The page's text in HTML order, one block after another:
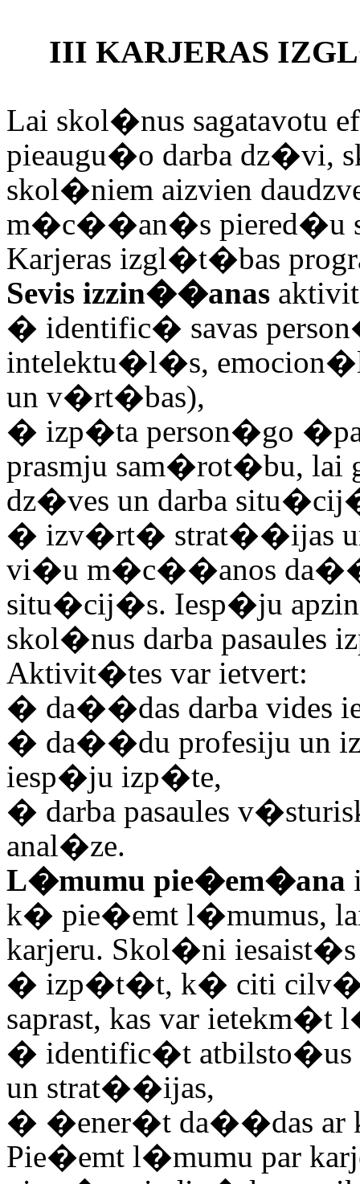
III KARJERAS
Lai skol�nus sagatavotu
pieaugu�o darba dz�vi,
skol�niem aizvien
m�c��an�s piered�u
Karjeras izgl�t�bas
Sevis izzin��anas
� identific� savas
intelektu�l�s,
un v�rt�bas),
� izp�ta person�go
prasmju sam�rot�bu,
dz�ves un darba
� izv�rt� strat��ijas
vi�u m�c��anos
situ�cij�s. Iesp�ju
skol�nus darba
Aktivit�tes var ietvert:
� da��das darba
� da��du profesiju un
iesp�ju izp�te,
� darba pasaules
anal�ze.
L�mumu pie�em�ana
k� pie�emt l�mumus,
karjeru. Skol�ni
� izp�t�t, k� citi
saprast, kas var
� identific�t atbilsto�us
un strat��ijas,
� �ener�t da��das ar
Pie�emt l�mumu par